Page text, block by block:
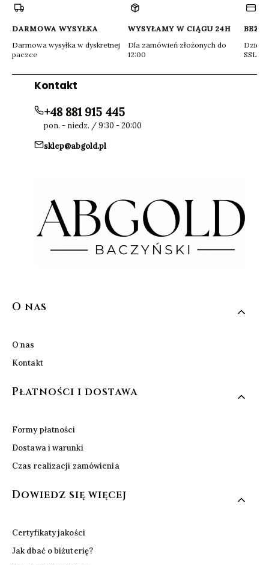
DARMOWA WYSYŁKA
Darmowa wysyłka w dyskretnej
paczce
WYSYŁAMY W CIĄGU 24H
Dla zamówień złożonych do
12:00
Dzięki
SSL
Kontakt
+48 881 915 445
pon. - niedz. / 9:30 - 20:00
sklep@abgold.pl
Linki w stopce
O nas
O nas
Kontakt
Płatności i dostawa
Formy płatności
Dostawa i warunki
Czas realizacji zamówienia
Dowiedz się więcej
Certyfikaty jakości
Jak dbać o biżuterię?